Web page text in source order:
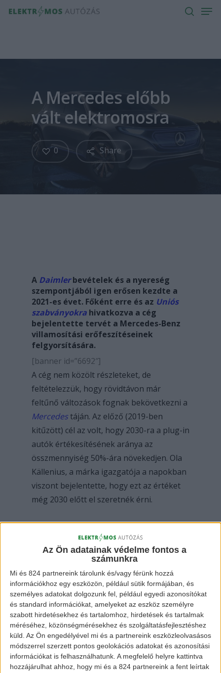
Az Ön adatainak védelme fontos a
számunkra
Mi és 824 partnereink tárolunk és/vagy férünk hozzá
információkhoz egy eszközön, például sütik formájában, és
személyes adatokat dolgozunk fel, például egyedi azonosítókat
és standard információkat, amelyeket az eszköz személyre
szabott hirdetésekhez és tartalomhoz, hirdetések és tartalmak
méréséhez, közönségmérésekhez és szolgáltatásfejlesztéshez
küld. Az Ön engedélyével mi és a partnereink eszközleolvasásos
módszerrel szerzett pontos geolokációs adatokat és azonosítási
információkat is felhasználhatunk. A megfelelő helyre kattintva
hozzájárulhat ahhoz, hogy mi és a 824 partnereink a fent leírtak
Skip
A Mercedes előbb
vált elektromosra
Share
0
A Daimler bevételek és a nyereség
szempontjából igen erősen kezdte a
2021-es évet. Főként erre és az Uniós
szabványokra hivatkozva a cég
bejelentette tervét a Mercedes-Benz
villamosítási erőfeszítéseinek
felgyorsítására.
[banner id=”6692″]
A cég nem közölt részleteket, de
feltételezzük, hogy rövidtávon már
feltűnő változások fognak bekövetkezni a
Mercedes táján. Az előző (2019-ben
kitűzött) cél az volt, hogy 2030-ra a plug-in
autók értékesítésének aránya az
összmennyiség 50%-ára növekedjen. Ola
Källenius, a márka igazgatója a napokban
viszont bejelentette, hogy ezt az értéket
még 2030 előtt el szeretnék érni.
Mercedes EQV és eActros
A márka igazgatóival folytatott interjúból
kiderült, hogy a gyorsulás pontos